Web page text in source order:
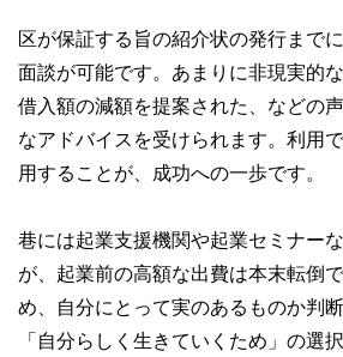
区が保証する旨の紹介状の発行まで
面談が可能です。あまりに非現実的
借入額の減額を提案された、などの
なアドバイスを受けられます。利用
用することが、成功への一歩です。
巷には起業支援機関や起業セミナー
が、起業前の高額な出費は本末転倒
め、自分にとって実のあるものか判
「自分らしく生きていくため」の選